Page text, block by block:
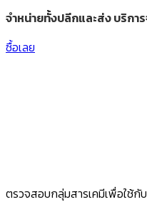
จำหน่ายทั้งปลีกและส่ง บริกา
ซื้อเลย
ตรวจสอบกลุ่มสารเคมีเพื่อใช้กั